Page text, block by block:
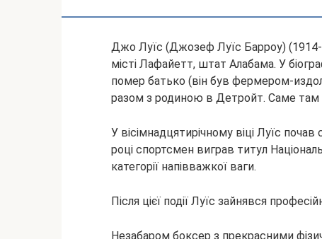
Джо Луїс (Джозеф Луїс Барроу)
місті Лафайетт, штат Алабама. У
помер батько (він був фермером-
разом з родиною в Детройт. Саме там
У вісімнадцятирічному віці Луїс
році спортсмен виграв титул
категорії напівважкої ваги.
Після цієї події Луїс зайнявся
Незабаром боксер з прекрасними